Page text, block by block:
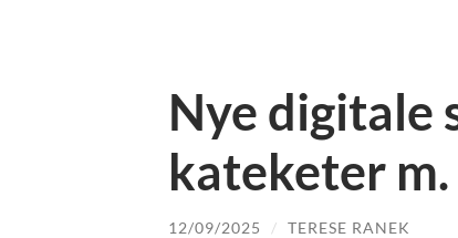
Nye digitale
kateketer
12/09/2025 / TERESE RANEK